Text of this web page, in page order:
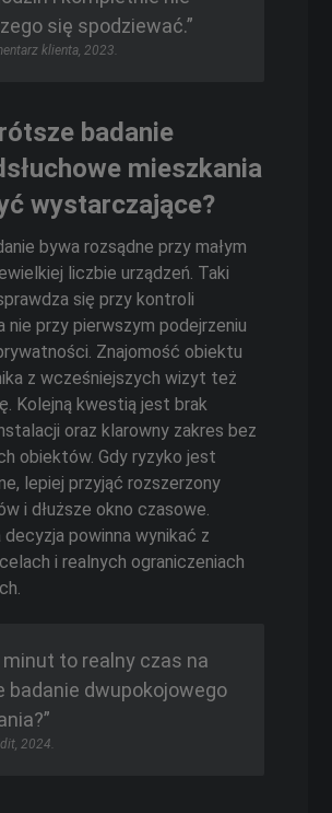
się spodziewać.”
klienta, 2023.
badanie
mieszkania
wystarczające?
bywa rozsądne przy małym
liczbie urządzeń. Taki
się przy kontroli
nie przy pierwszym podejrzeniu
Znajomość obiektu
z wcześniejszych wizyt też
Kolejną kwestią jest brak
oraz klarowny zakres bez
obiektów. Gdy ryzyko jest
lepiej przyjąć rozszerzony
i dłuższe okno czasowe.
powinna wynikać z
i realnych ograniczeniach
minut to realny czas na
badanie dwupokojowego
2024.